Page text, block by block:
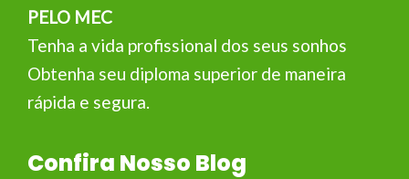
PELO MEC
Tenha a vida profissional dos seus sonhos
Obtenha seu diploma superior de maneira
rápida e segura.
Confira Nosso Blog